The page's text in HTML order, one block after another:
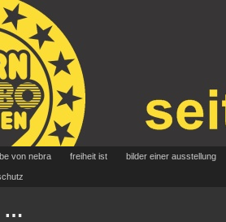
von nebra freiheit ist bilder einer ausstellung
…